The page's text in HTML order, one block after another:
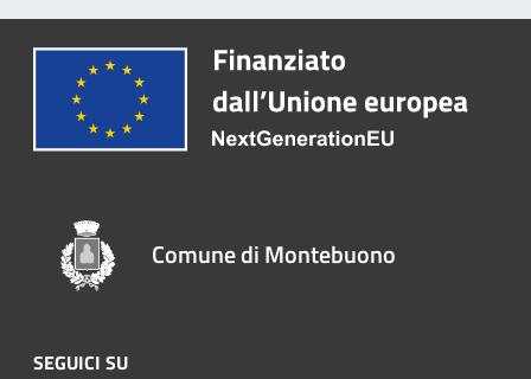
Comune di Montebuono
SEGUICI SU